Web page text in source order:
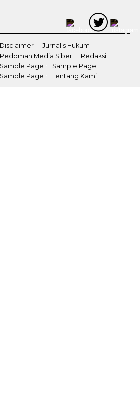
Disclaimer
Jurnalis Hukum
Pedoman Media Siber
Redaksi
Sample Page
Sample Page
Sample Page
Tentang Kami